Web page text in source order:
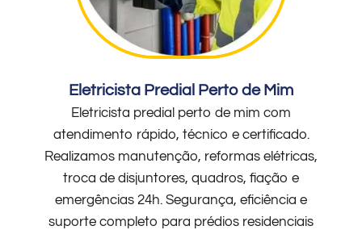
Eletricista Predial Perto de Mim
Eletricista predial perto de mim com
atendimento rápido, técnico e certificado.
Realizamos manutenção, reformas elétricas,
troca de disjuntores, quadros, fiação e
emergências 24h. Segurança, eficiência e
suporte completo para prédios residenciais